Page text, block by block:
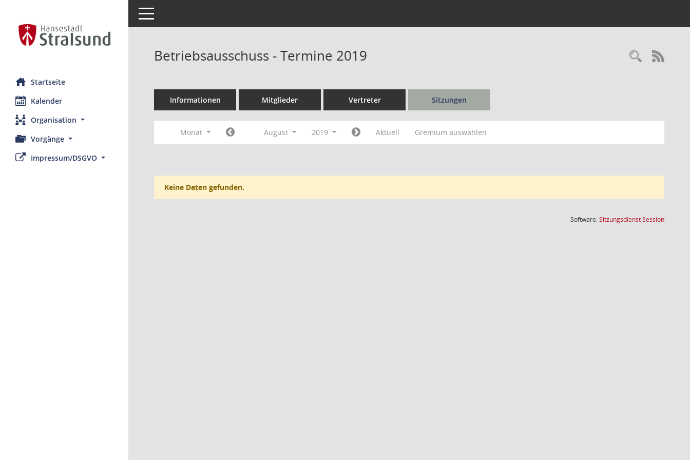
Startseite
Kalender
Organisation
Vorgänge
Impressum/DSGVO
Toggle navigation
Betriebsausschuss - Termine 2019
Informationen Mitglieder Vertreter Sitzungen
Monat August 2019 Aktuell Gremium auswählen
Keine Daten gefunden.
Software:SitzungsdienstSession(Wird in